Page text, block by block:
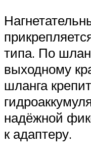
типа. По
выходному
шланга
надёжной
к адаптеру.